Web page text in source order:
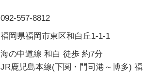
092-557-8812
福岡県福岡市東区和白丘1-1-1
海の中道線 和白 徒歩 約7分
JR鹿児島本線(下関・門司港～博多)